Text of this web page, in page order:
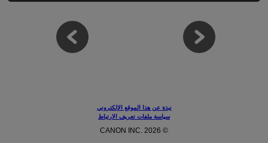
نبذة عن هذا الموقع الإلكتروني
سياسة ملفات تعريف الارتباط
© CANON INC. 2026